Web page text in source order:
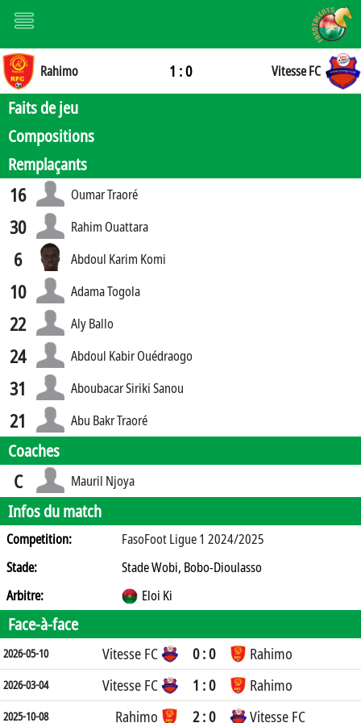
Rahimo 1 : 0 Vitesse FC
Faits de jeu
Compositions
Remplaçants
16 Oumar Traoré
30 Rahim Ouattara
6 Abdoul Karim Komi
10 Adama Togola
22 Aly Ballo
24 Abdoul Kabir Ouédraogo
31 Aboubacar Siriki Sanou
21 Abu Bakr Traoré
Coaches
C Mauril Njoya
Infos du match
Competition:
FasoFoot Ligue 1 2024/2025
Stade:
Stade Wobi, Bobo-Dioulasso
Arbitre:
Eloi Ki
Face-à-face
2026-05-10 Vitesse FC 0 : 0 Rahimo
2026-03-04 Vitesse FC 1 : 0 Rahimo
2025-10-08 Rahimo 2 : 0 Vitesse FC